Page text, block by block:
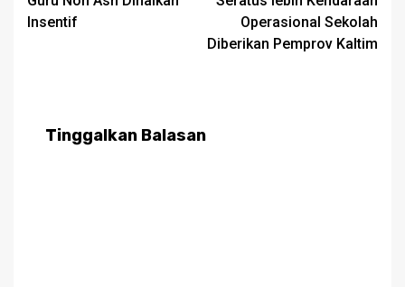
navigation
Insentif
Operasional Sekolah
Diberikan Pemprov Kaltim
Tinggalkan Balasan